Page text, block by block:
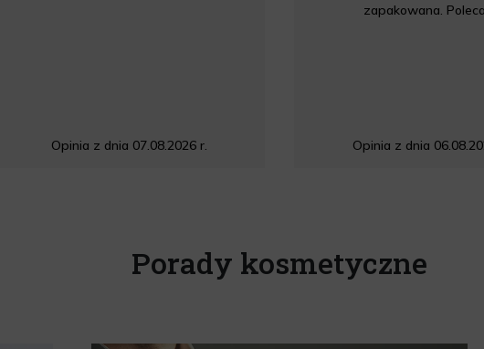
Opinia z dnia 07.08.2026 r.
zapakowana.
Opinia z dnia
Porady kosmetyczne